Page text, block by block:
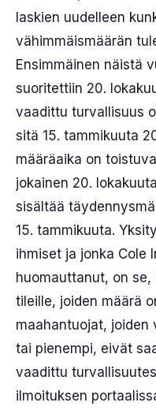
laskien uudelleen
vähimmäismäärän
Ensimmäinen näistä
suoritettiin 20.
vaadittu turvallisuus
sitä 15. tammikuuta
määräaika on
jokainen 20.
sisältää
15. tammikuuta.
ihmiset ja jonka Cole
huomauttanut, on
tileille, joiden määrä
maahantuojat, joiden
tai pienempi, eivät
vaadittu
ilmoituksen